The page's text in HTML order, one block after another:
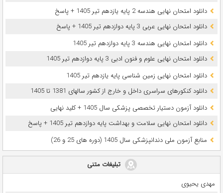
دانلود امتحان نهایی هندسه 2 پایه یازدهم تیر 1405 + پاسخ
دانلود امتحان نهایی عربی 3 پایه دوازدهم تیر 1405 + پاسخ
دانلود امتحان نهایی هندسه 3 پایه دوازدهم تیر 1405
دانلود امتحان نهایی علوم و فنون ادبی 3 پایه دوازدهم تیر 1405
دانلود امتحان نهایی زمین شناسی پایه یازدهم تیر 1405
دانلود کنکورهای سراسری داخل و خارج از کشور سالهای 1381 تا 1405
دانلود آزمون دستیار تخصصی پزشکی سال 1405 + کلید نهایی
دانلود امتحان نهایی سلامت و بهداشت پایه دوازدهم تیر 1405 + پاسخ
ﻣﻨﺎﺑﻊ آزﻣﻮن ﻣﻠﯽ دندانپزشکی سال 1405 (دوره های 25 و 26)
تبلیغات متنی
مهدی یحیوی